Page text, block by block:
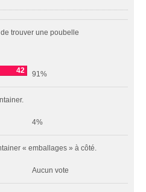
trouver une poubelle
42 91%
4%
« emballages » à côté.
Aucun vote